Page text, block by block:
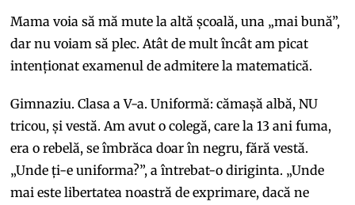
Mama voia să mă mute la altă școală, una „mai bună”,
dar nu voiam să plec. Atât de mult încât am picat
intenționat examenul de admitere la matematică.
Gimnaziu. Clasa a V-a. Uniformă: cămașă albă, NU
tricou, și vestă. Am avut o colegă, care la 13 ani fuma,
era o rebelă, se îmbrăca doar în negru, fără vestă.
„Unde ți-e uniforma?”, a întrebat-o diriginta. „Unde
mai este libertatea noastră de exprimare, dacă ne